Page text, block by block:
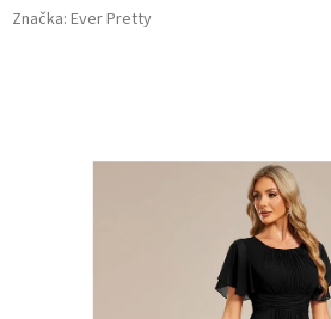
Značka: Ever Pretty